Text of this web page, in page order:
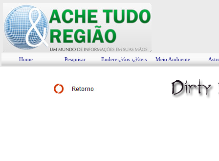
Home Pesquisar Endereï¿½os ï¿½teis Meio Ambiente